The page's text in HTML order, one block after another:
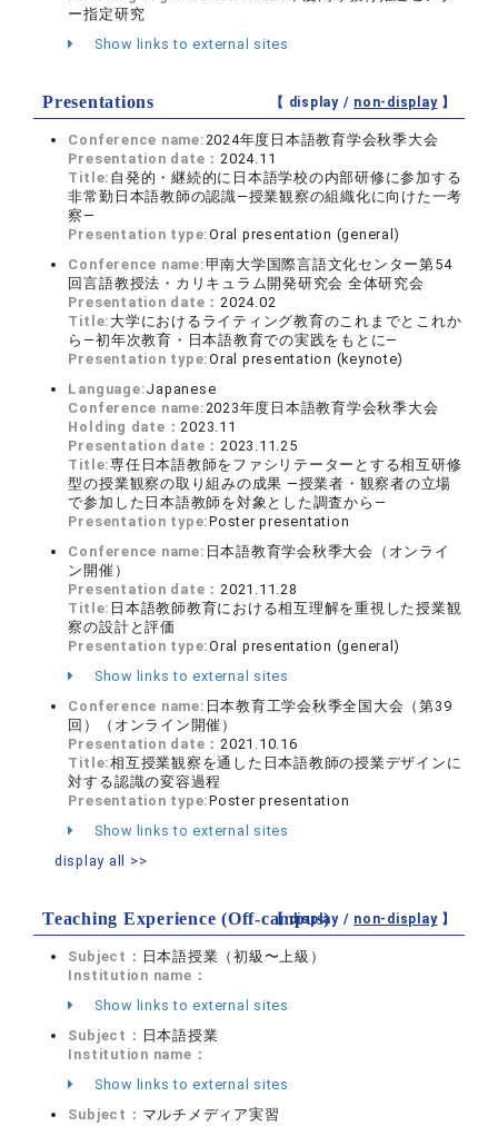
ー指定研究
Show links to external sites
Presentations 【 display / non-display】
Conference name:2024年度日本語教育学会秋季大会
Presentation date：2024.11
Title: 自発的・継続的に日本語学校の内部研修に参加する
非常勤日本語教師の認識―授業観察の組織化に向けた一考
察―
Presentation type:Oral presentation (general)
Conference name:甲南大学国際言語文化センター第54
回言語教授法・カリキュラム開発研究会 全体研究会
Presentation date：2024.02
Title: 大学におけるライティング教育のこれまでとこれか
ら―初年次教育・日本語教育での実践をもとに―
Presentation type:Oral presentation (keynote)
Language:Japanese
Conference name:2023年度日本語教育学会秋季大会
Holding date：2023.11
Presentation date：2023.11.25
Title:専任日本語教師をファシリテーターとする相互研修
型の授業観察の取り組みの成果 ―授業者・観察者の立場
で参加した日本語教師を対象とした調査から―
Presentation type:Poster presentation
Conference name: 日本語教育学会秋季大会（オンライ
ン開催）
Presentation date：2021.11.28
Title: 日本語教師教育における相互理解を重視した授業観
察の設計と評価
Presentation type:Oral presentation (general)
Show links to external sites
Conference name: 日本教育工学会秋季全国大会（第39
回）（オンライン開催）
Presentation date：2021.10.16
Title:相互授業観察を通した日本語教師の授業デザインに
対する認識の変容過程
Presentation type:Poster presentation
Show links to external sites
display all >>
Teaching Experience (Off-campus)
【 display / non-display】
Subject： 日本語授業（初級〜上級）
Institution name：
Show links to external sites
Subject： 日本語授業
Institution name：
Show links to external sites
Subject： マルチメディア実習